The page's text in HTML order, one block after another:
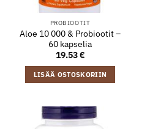
PROBIOOTIT
Aloe 10 000 & Probiootit –
60 kapselia
19.53€
LISÄÄ OSTOSKORIIN